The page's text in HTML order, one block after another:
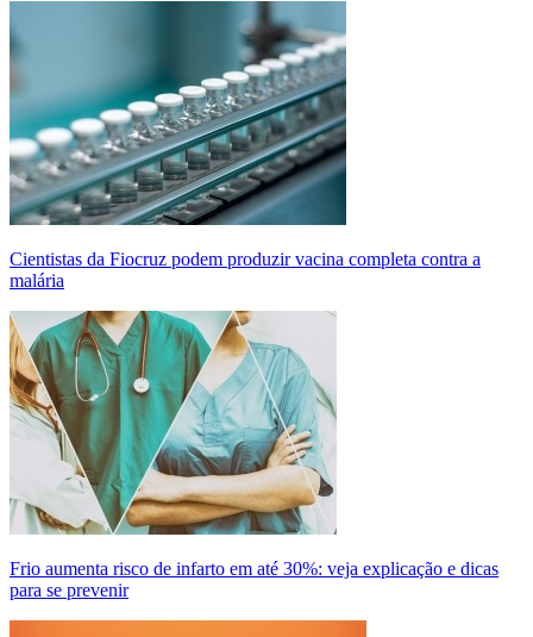
Cientistas da Fiocruz podem produzir vacina completa contra a
malária
Frio aumenta risco de infarto em até 30%: veja explicação e dicas
para se prevenir